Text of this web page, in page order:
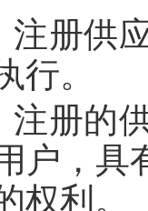
注册供
行。
册的
户，具
权利。